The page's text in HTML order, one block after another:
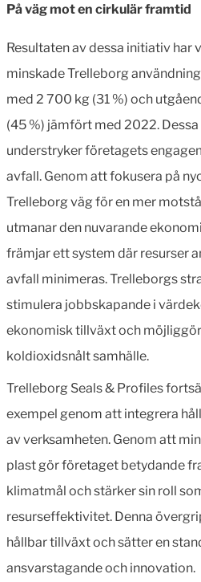
På väg mot en cirkulär framtid
Resultaten av dessa initiativ har
minskade Trelleborg
med 2 700 kg (31 %) och
(45 %) jämfört med 2022.
understryker företagets
avfall. Genom att fokusera på
Trelleborg väg för en mer
utmanar den nuvarande
främjar ett system där resurser
avfall minimeras. Trelleborgs
stimulera jobbskapande i
ekonomisk tillväxt och
koldioxidsnålt samhälle.
Trelleborg Seals & Profiles
exempel genom att integrera
av verksamheten. Genom att
plast gör företaget betydande
klimatmål och stärker sin roll
resurseffektivitet. Denna
hållbar tillväxt och sätter en
ansvarstagande och innovation.